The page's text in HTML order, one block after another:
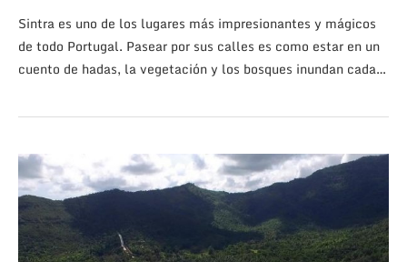
Sintra es uno de los lugares más impresionantes y mágicos
de todo Portugal. Pasear por sus calles es como estar en un
cuento de hadas, la vegetación y los bosques inundan cada…